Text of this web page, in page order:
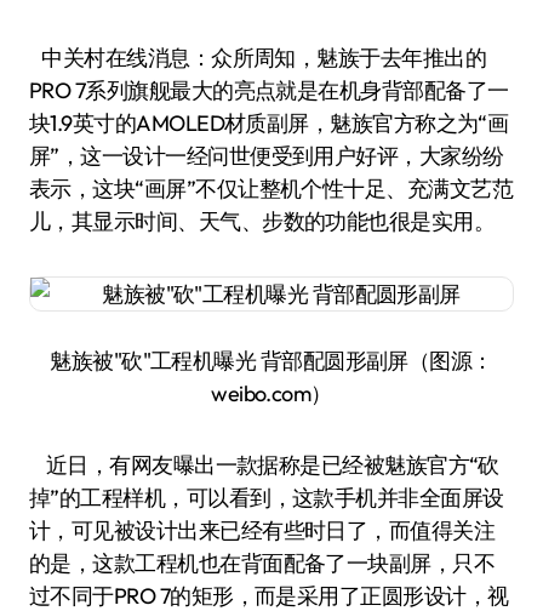
中关村在线消息：众所周知，魅族于去年推出的
PRO 7系列旗舰最大的亮点就是在机身背部配备了一
块1.9英寸的AMOLED材质副屏，魅族官方称之为“画
屏”，这一设计一经问世便受到用户好评，大家纷纷
表示，这块“画屏”不仅让整机个性十足、充满文艺范
儿，其显示时间、天气、步数的功能也很是实用。
魅族被"砍"工程机曝光 背部配圆形副屏（图源：
weibo.com）
近日，有网友曝出一款据称是已经被魅族官方“砍
掉”的工程样机，可以看到，这款手机并非全面屏设
计，可见被设计出来已经有些时日了，而值得关注
的是，这款工程机也在背面配备了一块副屏，只不
过不同于PRO 7的矩形，而是采用了正圆形设计，视